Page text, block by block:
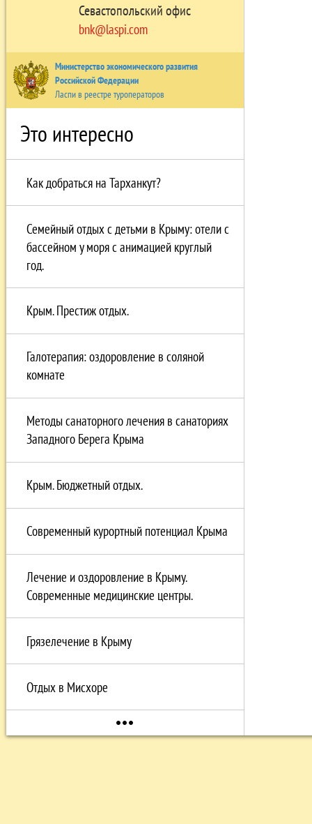
Севастопольский офис
bnk@laspi.com
Министерство экономического развития
Российской Федерации
Ласпи в реестре туроператоров
Это интересно
Как добраться на Тарханкут?
Семейный отдых с детьми в Крыму: отели с
бассейном у моря с анимацией круглый
год.
Крым. Престиж отдых.
Галотерапия: оздоровление в соляной
комнате
Методы санаторного лечения в санаториях
Западного Берега Крыма
Крым. Бюджетный отдых.
Современный курортный потенциал Крыма
Лечение и оздоровление в Крыму.
Современные медицинские центры.
Грязелечение в Крыму
Отдых в Мисхоре
more_horiz